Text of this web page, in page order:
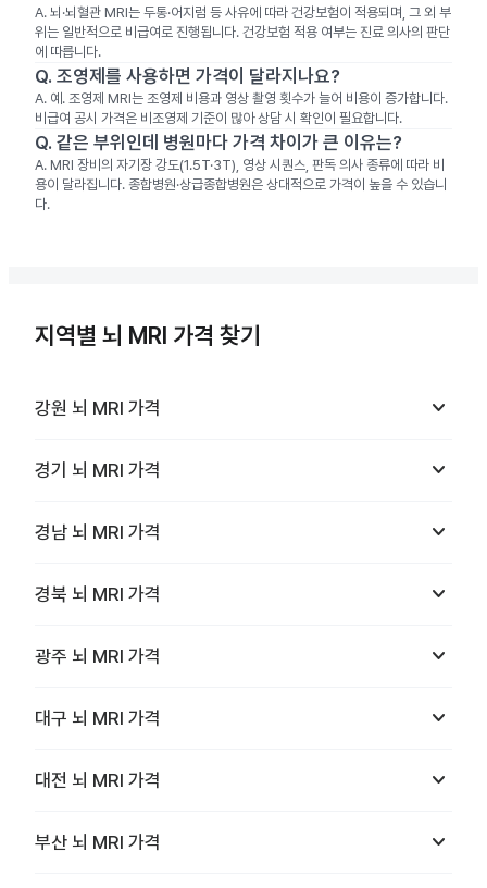
A. 뇌·뇌혈관 MRI는 두통·어지럼 등 사유에 따라 건강보험이 적용되며, 그 외 부
위는 일반적으로 비급여로 진행됩니다. 건강보험 적용 여부는 진료 의사의 판단
에 따릅니다.
Q. 조영제를 사용하면 가격이 달라지나요?
A. 예. 조영제 MRI는 조영제 비용과 영상 촬영 횟수가 늘어 비용이 증가합니다.
비급여 공시 가격은 비조영제 기준이 많아 상담 시 확인이 필요합니다.
Q. 같은 부위인데 병원마다 가격 차이가 큰 이유는?
A. MRI 장비의 자기장 강도(1.5T·3T), 영상 시퀀스, 판독 의사 종류에 따라 비
용이 달라집니다. 종합병원·상급종합병원은 상대적으로 가격이 높을 수 있습니
다.
지역별 뇌 MRI 가격 찾기
강원 뇌 MRI 가격 keyboard_arrow_down
경기 뇌 MRI 가격 keyboard_arrow_down
경남 뇌 MRI 가격 keyboard_arrow_down
경북 뇌 MRI 가격 keyboard_arrow_down
광주 뇌 MRI 가격 keyboard_arrow_down
대구 뇌 MRI 가격 keyboard_arrow_down
대전 뇌 MRI 가격 keyboard_arrow_down
부산 뇌 MRI 가격 keyboard_arrow_down